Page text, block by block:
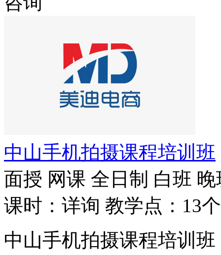
中山手机拍摄课程培训班
面授 网课 全日制 白班 晚
课时：详询 教学点：13个
中山手机拍摄课程培训